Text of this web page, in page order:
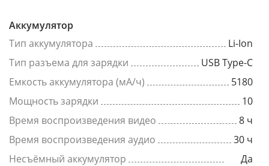
Аккумулятор
Тип аккумулятора
Li-Ion
Тип разъема для зарядки
USB Type-C
Емкость аккумулятора (мА/ч)
5180
Мощность зарядки
10
Время воспроизведения видео
8 ч
Время воспроизведения аудио
30 ч
Несъёмный аккумулятор
Да